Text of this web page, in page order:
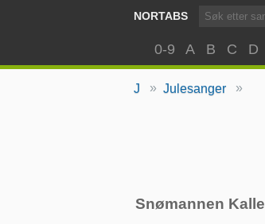
NORTABS
0-9 A B C D
J » Julesanger »
Snømannen Kalle